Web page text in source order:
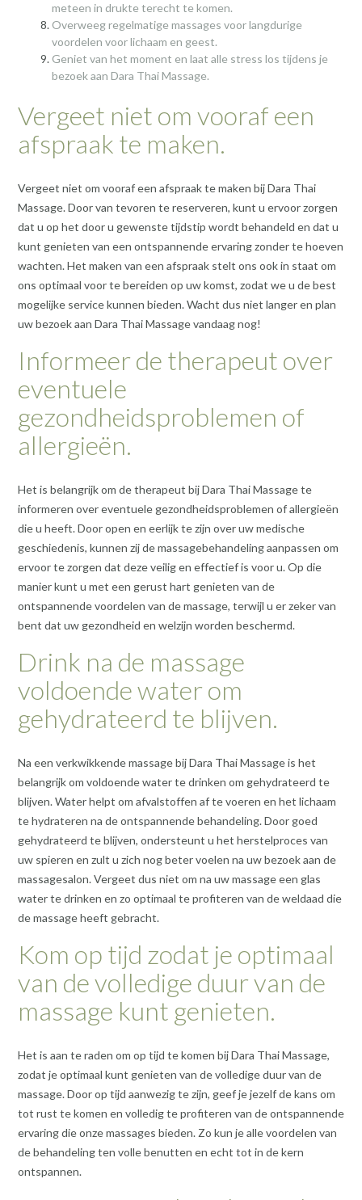
meteen in drukte terecht te komen.
Overweeg regelmatige massages voor langdurige
voordelen voor lichaam en geest.
Geniet van het moment en laat alle stress los tijdens je
bezoek aan Dara Thai Massage.
Vergeet niet om vooraf een
afspraak te maken.
Vergeet niet om vooraf een afspraak te maken bij Dara Thai
Massage. Door van tevoren te reserveren, kunt u ervoor zorgen
dat u op het door u gewenste tijdstip wordt behandeld en dat u
kunt genieten van een ontspannende ervaring zonder te hoeven
wachten. Het maken van een afspraak stelt ons ook in staat om
ons optimaal voor te bereiden op uw komst, zodat we u de best
mogelijke service kunnen bieden. Wacht dus niet langer en plan
uw bezoek aan Dara Thai Massage vandaag nog!
Informeer de therapeut over
eventuele
gezondheidsproblemen of
allergieën.
Het is belangrijk om de therapeut bij Dara Thai Massage te
informeren over eventuele gezondheidsproblemen of allergieën
die u heeft. Door open en eerlijk te zijn over uw medische
geschiedenis, kunnen zij de massagebehandeling aanpassen om
ervoor te zorgen dat deze veilig en effectief is voor u. Op die
manier kunt u met een gerust hart genieten van de
ontspannende voordelen van de massage, terwijl u er zeker van
bent dat uw gezondheid en welzijn worden beschermd.
Drink na de massage
voldoende water om
gehydrateerd te blijven.
Na een verkwikkende massage bij Dara Thai Massage is het
belangrijk om voldoende water te drinken om gehydrateerd te
blijven. Water helpt om afvalstoffen af te voeren en het lichaam
te hydrateren na de ontspannende behandeling. Door goed
gehydrateerd te blijven, ondersteunt u het herstelproces van
uw spieren en zult u zich nog beter voelen na uw bezoek aan de
massagesalon. Vergeet dus niet om na uw massage een glas
water te drinken en zo optimaal te profiteren van de weldaad die
de massage heeft gebracht.
Kom op tijd zodat je optimaal
van de volledige duur van de
massage kunt genieten.
Het is aan te raden om op tijd te komen bij Dara Thai Massage,
zodat je optimaal kunt genieten van de volledige duur van de
massage. Door op tijd aanwezig te zijn, geef je jezelf de kans om
tot rust te komen en volledig te profiteren van de ontspannende
ervaring die onze massages bieden. Zo kun je alle voordelen van
de behandeling ten volle benutten en echt tot in de kern
ontspannen.